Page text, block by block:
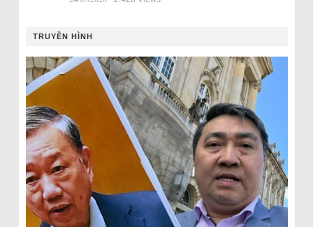
TRUYỀN HÌNH